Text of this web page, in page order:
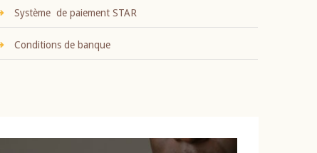
Système de paiement STAR
Conditions de banque